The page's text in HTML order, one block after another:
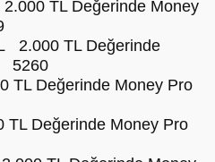
TL Değerinde Money
2.000 TL Değerinde
5260
Değerinde Money Pro
Değerinde Money Pro